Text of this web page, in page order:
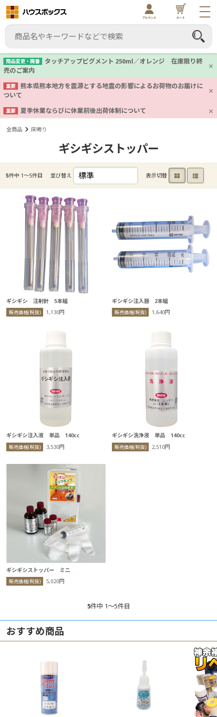
商品変更・廃番
タッチアップピグメント 250ml／オレンジ 在庫限り終
売のご案内
重要
熊本県熊本地方を震源とする地震の影響によるお荷物のお届けに
ついて
重要 夏季休業ならびに休業前後出荷体制について
アカウント カート
全商品 床鳴り
ギシギシストッパー
5件中 1〜5件目 並び替え 表示切替
ギシギシ 注射針 5本組
販売価格(税抜) 1,130円
ギシギシ注入器 2本組
販売価格(税抜) 1,640円
ギシギシ注入液 単品 140cc
販売価格(税抜) 3,530円
ギシギシ洗浄液 単品 140cc
販売価格(税抜) 2,510円
ギシギシストッパー ミニ
販売価格(税抜) 5,020円
5件中 1〜5件目
おすすめ商品